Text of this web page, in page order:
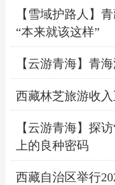
【雪域护路人】
“本来就该这样”
【云游青海】青
西藏林芝旅游收
【云游青海】探
上的良种密码
西藏自治区举行